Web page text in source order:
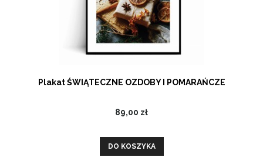
Plakat ŚWIĄTECZNE OZDOBY I POMARAŃCZE
89,00 zł
DO KOSZYKA